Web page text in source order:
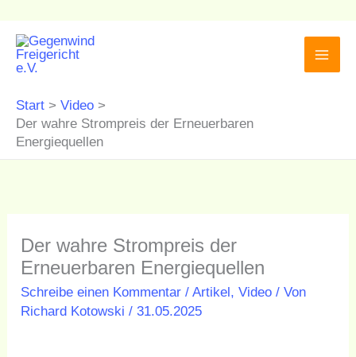
Inhalt
springen
Start
Video
Der wahre Strompreis der Erneuerbaren
Energiequellen
Der wahre Strompreis der
Erneuerbaren Energiequellen
Schreibe einen Kommentar /Artikel,Video / Von
Richard Kotowski/31.05.2025